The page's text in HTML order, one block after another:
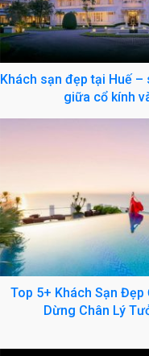
Khách sạn đẹp tại Huế
giữa cổ kính
Top 5+ Khách Sạn
Dừng Chân Lý